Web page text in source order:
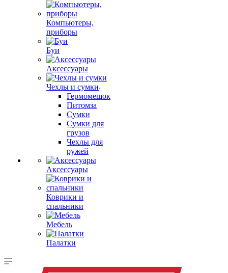
Компьютеры,
приборы
Буи
Аксессуары
Чехлы и сумки
Гермомешок
Питомза
Сумки
Сумки для
грузов
Чехлы для
ружей
Аксессуары
Коврики и
спальники
Мебель
Палатки